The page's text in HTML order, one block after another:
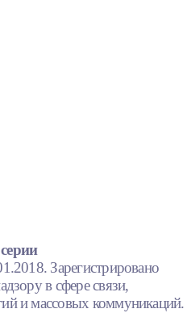
Зарегистрировано
в сфере связи,
и массовых коммуникаций.